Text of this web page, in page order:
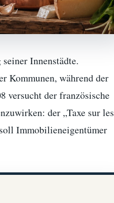
Innenstädte.
Kommunen, während der
versucht der französische
der „Taxe sur les
Immobilieneigentümer